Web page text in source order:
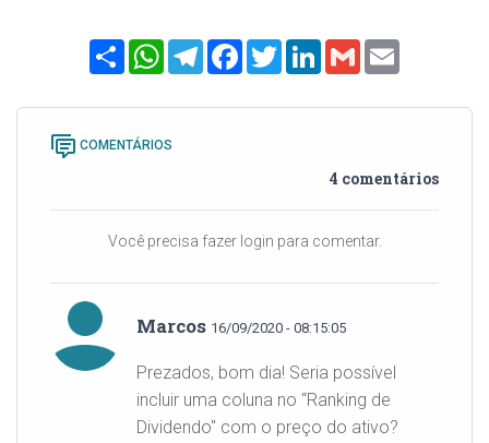
ShareWhatsAppTelegramFacebook
TwitterLinkedInGmail
COMENTÁRIOS
4 comentários
Você precisa fazer login para comentar.
Marcos 16/09/2020 - 08:15:05
Prezados, bom dia! Seria possível
incluir uma coluna no “Ranking de
Dividendo" com o preço do ativo?